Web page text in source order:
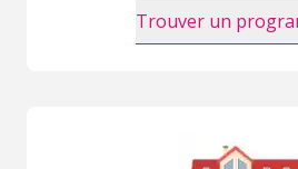
Trouver un